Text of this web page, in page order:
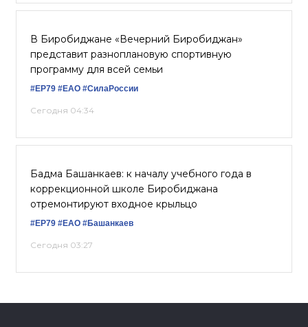
В Биробиджане «Вечерний Биробиджан»
представит разноплановую спортивную
программу для всей семьи
#ЕР79 #ЕАО #СилаРоссии
Сегодня 04:34
Бадма Башанкаев: к началу учебного года в
коррекционной школе Биробиджана
отремонтируют входное крыльцо
#ЕР79 #ЕАО #Башанкаев
Сегодня 03:27